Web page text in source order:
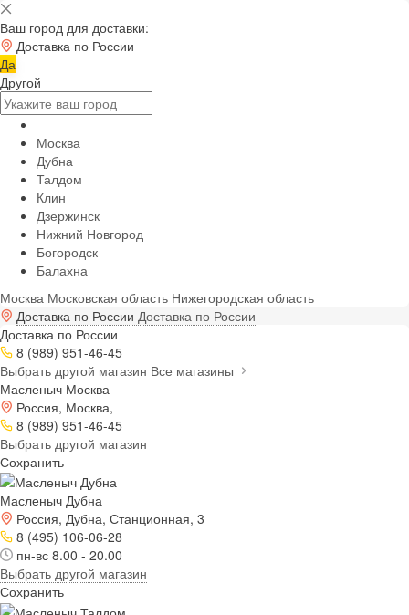
Ваш город для доставки:
Доставка по России
Да
Другой
Москва
Дубна
Талдом
Клин
Дзержинск
Нижний Новгород
Богородск
Балахна
Москва Московская область Нижегородская область
Доставка по России Доставка по России
Доставка по России
8 (989) 951-46-45
Выбрать другой магазин Все магазины
Масленыч Москва
Россия, Москва,
8 (989) 951-46-45
Выбрать другой магазин
Сохранить
Масленыч Дубна
Россия, Дубна, Станционная, 3
8 (495) 106-06-28
пн-вс 8.00 - 20.00
Выбрать другой магазин
Сохранить